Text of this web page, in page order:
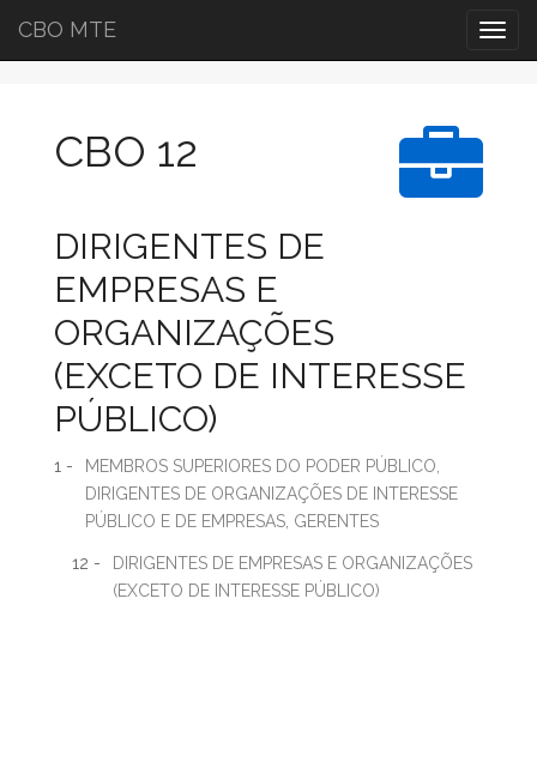
CBO MTE
CBO 12
DIRIGENTES DE
EMPRESAS E
ORGANIZAÇÕES
(EXCETO DE INTERESSE
PÚBLICO)
1 -
MEMBROS SUPERIORES DO PODER PÚBLICO,
DIRIGENTES DE ORGANIZAÇÕES DE INTERESSE
PÚBLICO E DE EMPRESAS, GERENTES
12 -
DIRIGENTES DE EMPRESAS E ORGANIZAÇÕES
(EXCETO DE INTERESSE PÚBLICO)